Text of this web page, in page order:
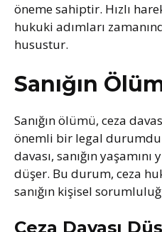
öneme sahiptir. Hızlı
hukuki adımları
husustur.
Sanığın
Sanığın ölümü, ceza
önemli bir legal
davası, sanığın
düşer. Bu durum, ceza
sanığın kişisel
Ceza Davası